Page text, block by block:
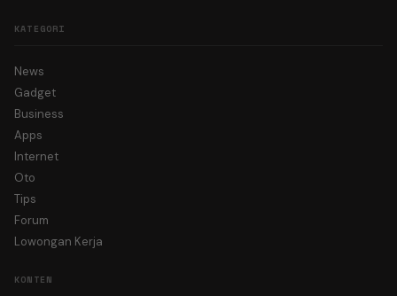
KATEGORI
News
Gadget
Business
Apps
Internet
Oto
Tips
Forum
Lowongan Kerja
KONTEN